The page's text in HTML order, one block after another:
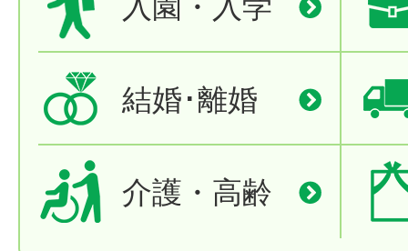
結婚･離婚
介護・高齢